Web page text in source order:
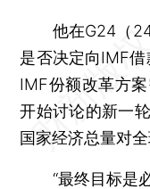
他在G24（24
是否决定向IMF
IMF份额改革方
开始讨论的新一
国家经济总量对全
“最终目标是必